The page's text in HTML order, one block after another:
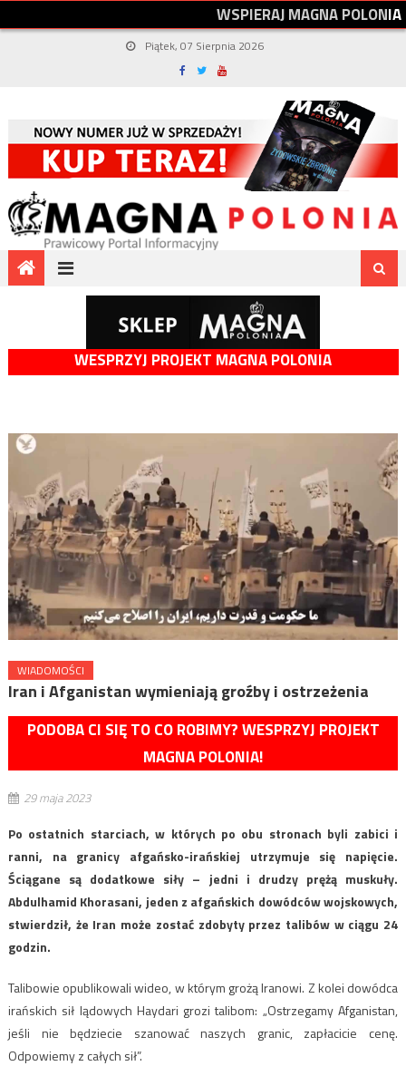
WSPIERAJMAGNAPOLONIA
Piątek, 07 Sierpnia 2026
WESPRZYJ PROJEKT MAGNA POLONIA
WIADOMOŚCI
Iran i Afganistan wymieniają groźby i ostrzeżenia
PODOBA CI SIĘ TO CO ROBIMY? WESPRZYJ PROJEKT
MAGNA POLONIA!
29 maja 2023
Po ostatnich starciach, w których po obu stronach byli zabici i
ranni, na granicy afgańsko-irańskiej utrzymuje się napięcie.
Ściągane są dodatkowe siły – jedni i drudzy prężą muskuły.
Abdulhamid Khorasani, jeden z afgańskich dowódców wojskowych,
stwierdził, że Iran może zostać zdobyty przez talibów w ciągu 24
godzin.
Talibowie opublikowali wideo, w którym grożą Iranowi. Z kolei dowódca
irańskich sił lądowych Haydari grozi talibom: „Ostrzegamy Afganistan,
jeśli nie będziecie szanować naszych granic, zapłacicie cenę.
Odpowiemy z całych sił”.